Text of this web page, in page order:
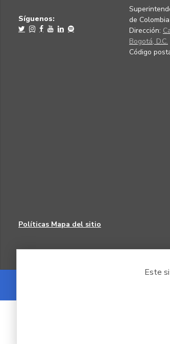
Este
Síguenos:
de Colombia
Dirección:
Bogotá, D.C.
Código
Políticas Mapa del sitio